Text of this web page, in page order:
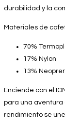
durabilidad y la
Materiales de
70%
17% Nylon
13%
Enciende con el
para una aventura
rendimiento se